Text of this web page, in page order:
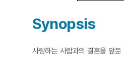
Synopsis
사랑하는 사람과의 결혼을 앞